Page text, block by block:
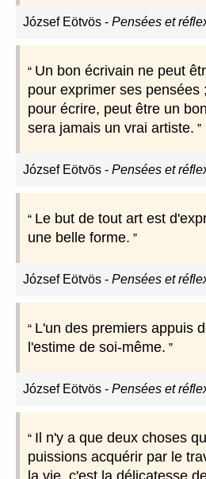
József Eötvös - Pensées et
Un bon écrivain ne peut
pour exprimer ses pensées
pour écrire, peut être un
sera jamais un vrai artiste.
József Eötvös - Pensées et
Le but de tout art est
une belle forme.
József Eötvös - Pensées et
L'un des premiers appuis
l'estime de soi-même.
József Eötvös - Pensées et
Il n'y a que deux choses
puissions acquérir par le